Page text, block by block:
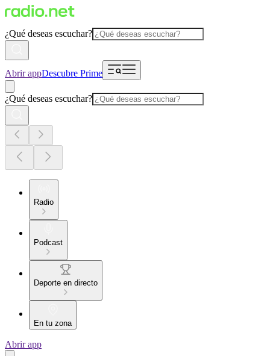
¿Qué deseas escuchar?
Abrir appDescubre Prime
¿Qué deseas escuchar?
Radio
Podcast
Deporte en directo
En tu zona
Abrir app